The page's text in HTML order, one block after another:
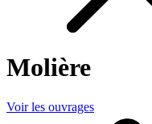
Molière
Voir les ouvrages